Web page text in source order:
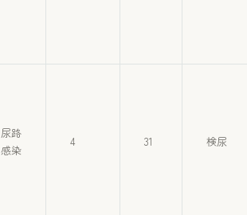
尿路
感染
4 31 検尿